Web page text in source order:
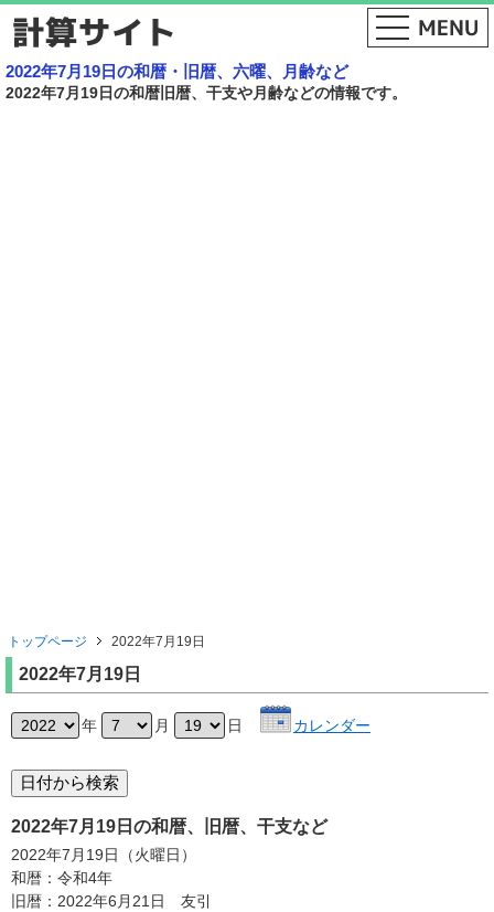
2022年7月19日の和暦・旧暦、六曜、月齢など
2022年7月19日の和暦旧暦、干支や月齢などの情報です。
トップページ 2022年7月19日
2022年7月19日
年 月 日 カレンダー
2022年7月19日の和暦、旧暦、干支など
2022年7月19日（火曜日）
和暦：令和4年
旧暦：2022年6月21日 友引